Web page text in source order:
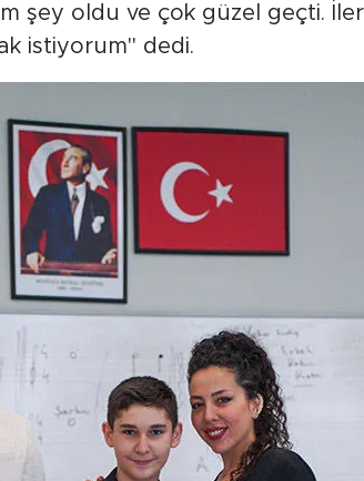
şey oldu ve çok güzel geçti.
istiyorum" dedi.